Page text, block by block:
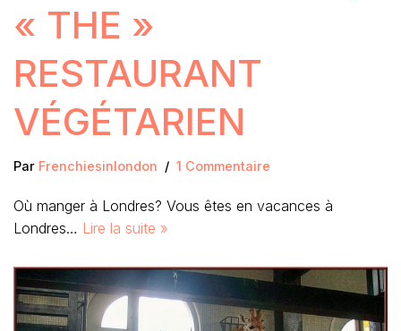
« THE »
RESTAURANT
VÉGÉTARIEN
Par Frenchiesinlondon 1 Commentaire
Où manger à Londres? Vous êtes en vacances à
Londres… Lire la suite »